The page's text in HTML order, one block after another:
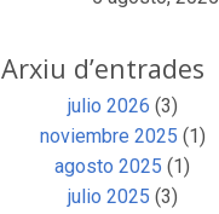
Arxiu d’entrades
julio 2026 (3)
noviembre 2025 (1)
agosto 2025 (1)
julio 2025 (3)